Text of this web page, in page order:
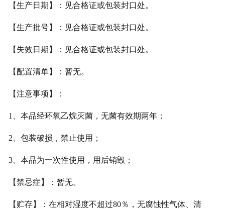
【生产日期】：见合格证或包装封口处。
【生产批号】：见合格证或包装封口处。
【失效日期】：见合格证或包装封口处。
【配置清单】：暂无。
【注意事项】：
1 、本品经环氧乙烷灭菌，无菌有效期两年；
2 、包装破损，禁止使用；
3、本品为一次性使用，用后销毁；
【禁忌症】：暂无。
【贮存】：在相对湿度不超过80％，无腐蚀性气体、清